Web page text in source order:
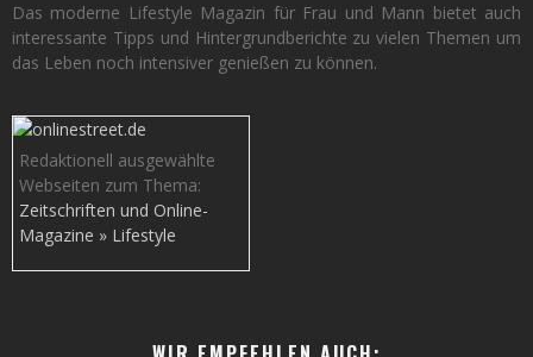
Das moderne Lifestyle Magazin für Frau und Mann bietet auch
interessante Tipps und Hintergrundberichte zu vielen Themen um
das Leben noch intensiver genießen zu können.
Redaktionell ausgewählte
Webseiten zum Thema:
Zeitschriften und Online-
Magazine » Lifestyle